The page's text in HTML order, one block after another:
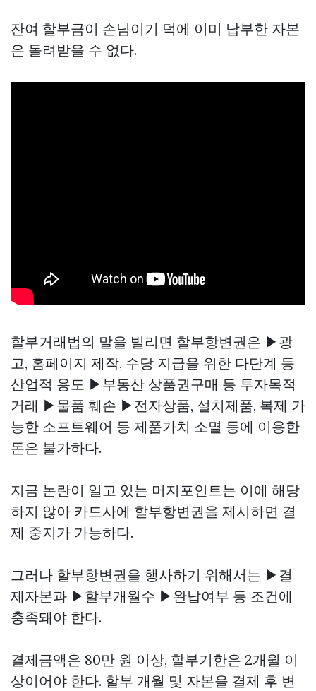
잔여 할부금이 손님이기 덕에 이미 납부한 자본
은 돌려받을 수 없다.
할부거래법의 말을 빌리면 할부항변권은 ▶광
고, 홈페이지 제작, 수당 지급을 위한 다단계 등
산업적 용도 ▶부동산 상품권구매 등 투자목적
거래 ▶물품 훼손 ▶전자상품, 설치제품, 복제 가
능한 소프트웨어 등 제품가치 소멸 등에 이용한
돈은 불가하다.
지금 논란이 일고 있는 머지포인트는 이에 해당
하지 않아 카드사에 할부항변권을 제시하면 결
제 중지가 가능하다.
그러나 할부항변권을 행사하기 위해서는 ▶결
제자본과 ▶할부개월수 ▶완납여부 등 조건에
충족돼야 한다.
결제금액은 80만 원 이상, 할부기한은 2개월 이
상이어야 한다. 할부 개월 및 자본을 결제 후 변